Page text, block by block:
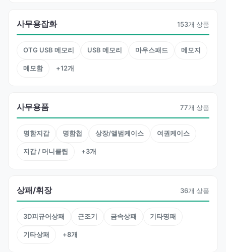
사무용잡화 153개 상품
OTG USB 메모리 USB 메모리 마우스패드 메모지
메모함 +12개
사무용품 77개 상품
명함지갑 명함첩 상장/앨범케이스 여권케이스
지갑 / 머니클립 +3개
상패/휘장 36개 상품
3D피규어상패 근조기 금속상패 기타명패
기타상패 +8개